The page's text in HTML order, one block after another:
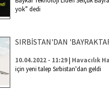
yok” dedi
SIRBİSTAN'DAN
10.04.2022 - 11:29| Havacılık
için yeni talep Sırbistan'dan geldi